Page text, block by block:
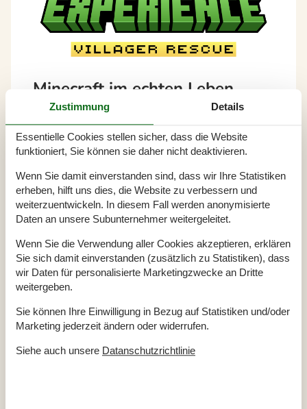
Minecraft im echten Leben
entdecken!
👉 Tickets für Minecraft Experience: Villager
Rescue bestellen (Werbung)
Vom 1. April bis zum 23. August 2026 kann die
ganze Familie in das Minecraft Universum
eintauchen:Minecraft Experience: Villager Rescue
findet im MCH Messecenter Herning in Dänemark
Zum ersten Mal verwandelt sich das Kultspiel in ein
vollständig immersives, physisches Erlebnis, bei
dem die Teilnehmer*innen sich im Team durch ein
kämpfen. Das Erlebnis ist sowohl für neue als auch
für erfahrene Spieler*innen konzipiert und erfordert
Abenteuer teilnehmen, das jede Menge Action und
Zustimmung Details
Essentielle Cookies stellen sicher, dass die Website
funktioniert, Sie können sie daher nicht deaktivieren.
Wenn Sie damit einverstanden sind, dass wir Ihre Statistiken
erheben, hilft uns dies, die Website zu verbessern und
weiterzuentwickeln. In diesem Fall werden anonymisierte
Daten an unsere Subunternehmer weitergeleitet.
Wenn Sie die Verwendung aller Cookies akzeptieren, erklären
Sie sich damit einverstanden (zusätzlich zu Statistiken), dass
wir Daten für personalisierte Marketingzwecke an Dritte
weitergeben.
Sie können Ihre Einwilligung in Bezug auf Statistiken und/oder
Marketing jederzeit ändern oder widerrufen.
Siehe auch unsere Datanschutzrichtlinie